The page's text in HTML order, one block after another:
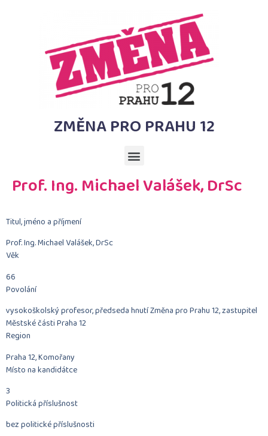
ZMĚNA PRO PRAHU 12
Prof. Ing. Michael Valášek, DrSc
Titul, jméno a příjmení
Prof. Ing. Michael Valášek, DrSc
Věk
66
Povolání
vysokoškolský profesor, předseda hnutí Změna pro Prahu 12, zastupitel
Městské části Praha 12
Region
Praha 12, Komořany
Místo na kandidátce
3
Politická příslušnost
bez politické příslušnosti